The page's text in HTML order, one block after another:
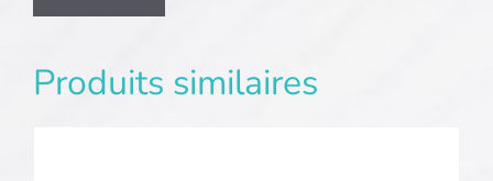
Produits similaires